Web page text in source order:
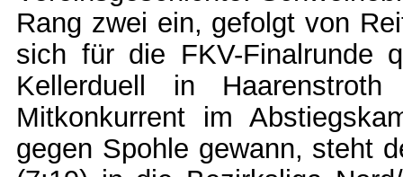
Rang zwei ein, gefolgt von
sich für die FKV-Finalrunde
Kellerduell in
Mitkonkurrent im
gegen Spohle gewann, steht